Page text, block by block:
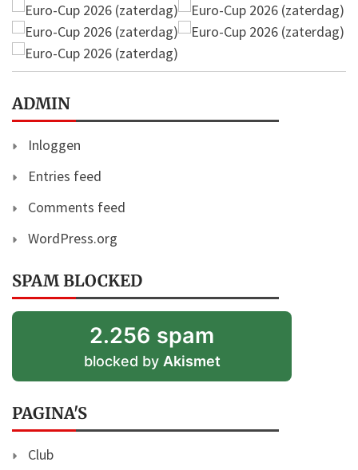
ADMIN
Inloggen
Entries feed
Comments feed
WordPress.org
SPAM BLOCKED
2.256 spam
blocked by Akismet
PAGINA'S
Club